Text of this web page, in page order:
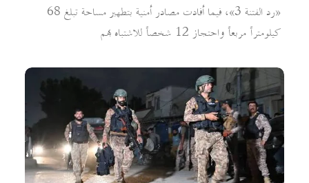
«رد الفتنة 3»، فيما أفادت مصادر أمنية بتطهير مساحة تبلغ 68
كيلومتراً مربعاً واحتجاز 12 شخصاً للاشتباه بهم